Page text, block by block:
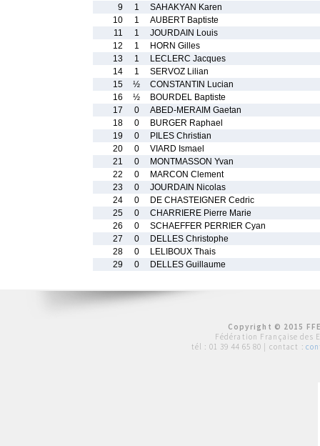
9
1
SAHAKYAN Karen
10
1
AUBERT Baptiste
11
1
JOURDAIN Louis
12
1
HORN Gilles
13
1
LECLERC Jacques
14
1
SERVOZ Lilian
15
½
CONSTANTIN Lucian
16
½
BOURDEL Baptiste
17
0
ABED-MERAIM Gaetan
18
0
BURGER Raphael
19
0
PILES Christian
20
0
VIARD Ismael
21
0
MONTMASSON Yvan
22
0
MARCON Clement
23
0
JOURDAIN Nicolas
24
0
DE CHASTEIGNER Cedric
25
0
CHARRIERE Pierre Marie
26
0
SCHAEFFER PERRIER Cyan
27
0
DELLES Christophe
28
0
LELIBOUX Thais
29
0 DELLES Guillaume
Copyright © 2015
Fédération Française des
tél : 01 39 44 65 80 | contact :